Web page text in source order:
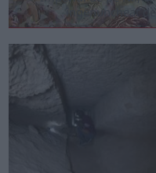
îngenuncheat